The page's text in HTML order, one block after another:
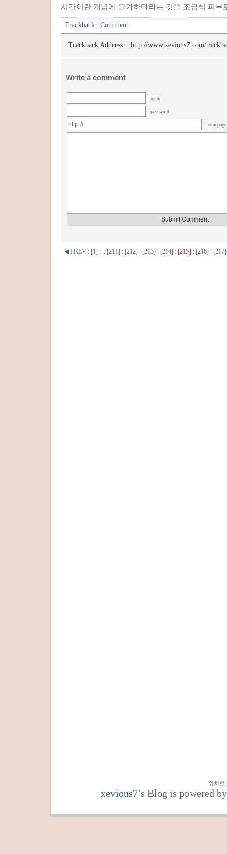
시간이란 개념에 불가하다라는 것을 조금씩 피부
Trackback : Comment
Trackback Address :: http://www.xevious7.com/
Write a comment
: name
: password
:
◀ PREV : [1] : .. [211] : [212] : [213] : [214] : [215] : [216] : [217]
위치로
xevious7’s Blog is powered